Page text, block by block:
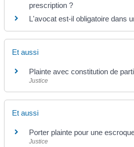
prescription ?
L'avocat est-il obligatoire dans
Et aussi
Plainte avec constitution de
Justice
Et aussi
Porter plainte pour une
Justice